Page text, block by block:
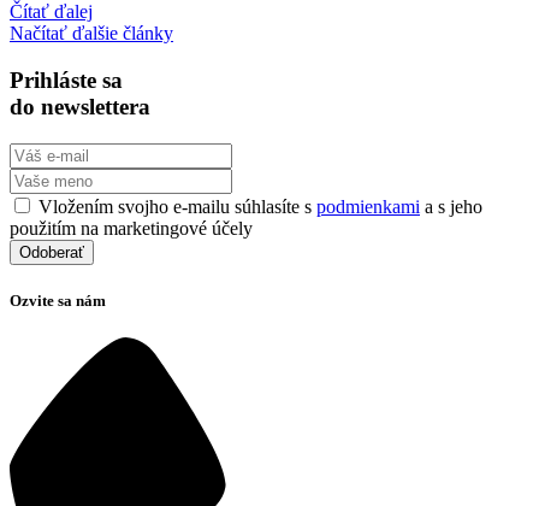
Čítať ďalej
Načítať ďalšie články
Prihláste sa
do newslettera
Vložením svojho e-mailu súhlasíte s podmienkami a s jeho
použitím na marketingové účely
Ozvite sa nám